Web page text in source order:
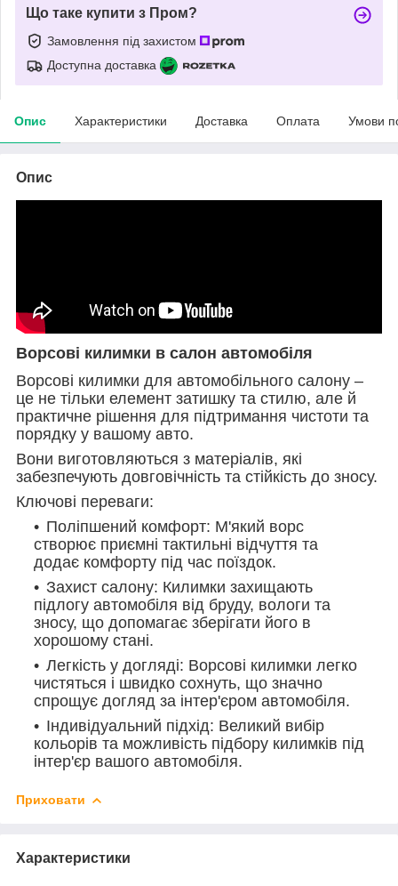
Що таке купити з Пром?
Замовлення під захистом
Доступна доставка
Опис Характеристики Доставка Оплата Умови
Опис
Ворсові килимки в салон автомобіля
Ворсові килимки для автомобільного салону –
це не тільки елемент затишку та стилю, але й
практичне рішення для підтримання чистоти та
порядку у вашому авто.
Вони виготовляються з матеріалів, які
забезпечують довговічність та стійкість до зносу.
Ключові переваги:
Поліпшений комфорт: М'який ворс
створює приємні тактильні відчуття та
додає комфорту під час поїздок.
Захист салону: Килимки захищають
підлогу автомобіля від бруду, вологи та
зносу, що допомагає зберігати його в
хорошому стані.
Легкість у догляді: Ворсові килимки легко
чистяться і швидко сохнуть, що значно
спрощує догляд за інтер'єром автомобіля.
Індивідуальний підхід: Великий вибір
кольорів та можливість підбору килимків під
інтер'єр вашого автомобіля.
Приховати
Характеристики